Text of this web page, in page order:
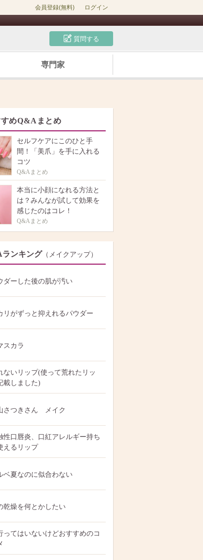
会員登録(無料) ログイン
質問する
専門家
めQ&Aまとめ
セルフケアにこのひと手
間！「美爪」を手に入れる
コツ
Q&Aまとめ
本当に小顔になれる方法と
は？みんなが試して効果を
感じたのはコレ！
Q&Aまとめ
ンキング （メイクアップ）
ダーした後の肌が汚い
リがずっと抑えれるパウダー
スカラ
ないリップ(使って荒れたリッ
載しました)
さつきさん メイク
性口唇炎、口紅アレルギー持ち
えるリップ
ベ夏なのに似合わない
乾燥を何とかしたい
ってはいないけどおすすめのコ